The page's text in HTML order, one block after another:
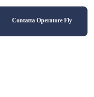
Contatta Operatore Fly